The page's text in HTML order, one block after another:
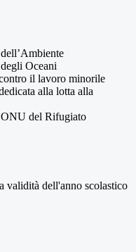
Oceani
il lavoro minorile
alla lotta alla
del Rifugiato
validità dell'anno scolastico